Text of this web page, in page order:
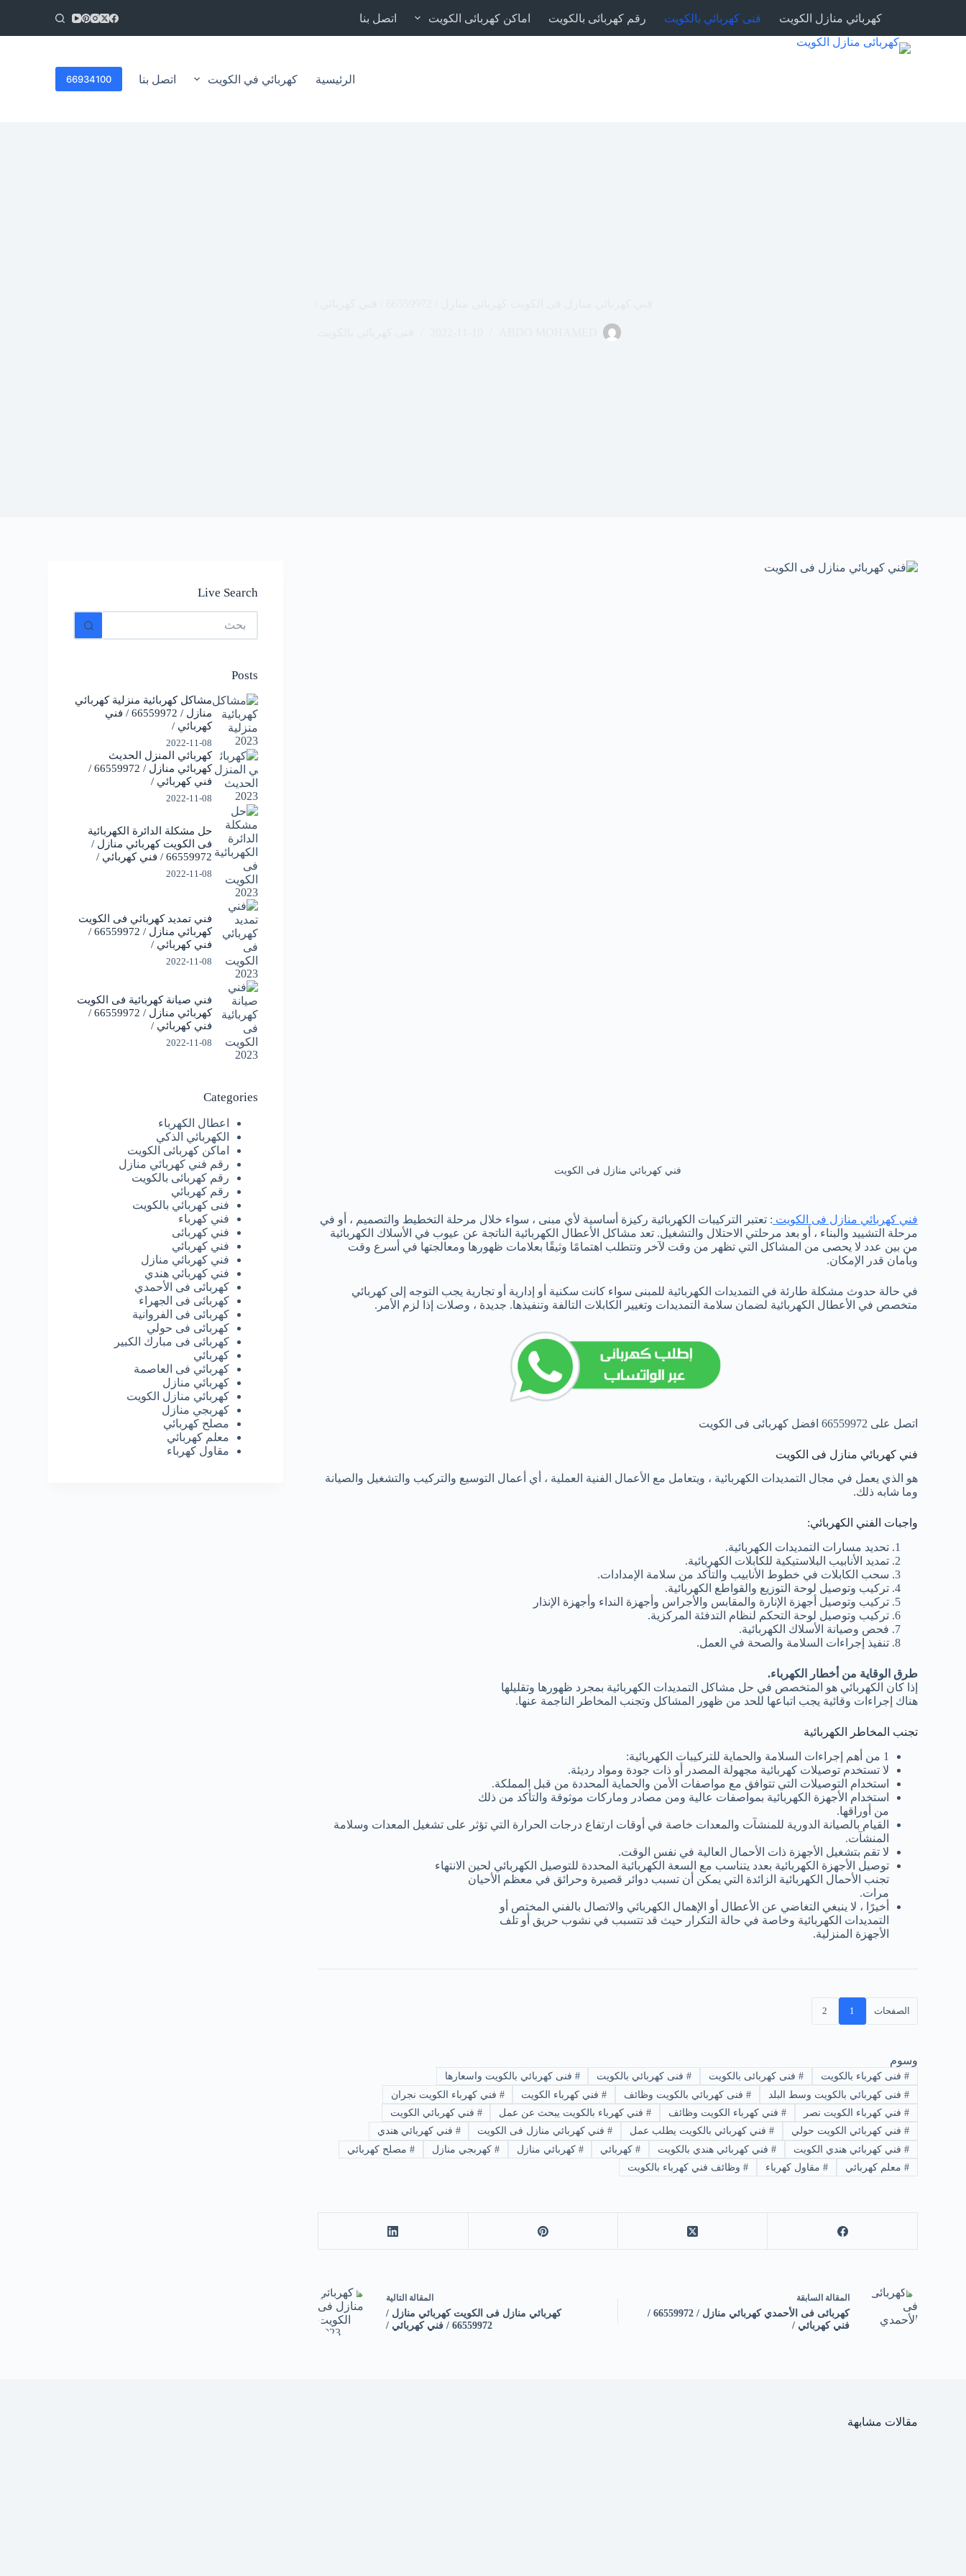
كهربائي منازل الكويت فنى كهربائي بالكويت رقم كهربائى بالكويت اماكن كهربائى الكويت اتصل بنا
الرئيسية كهربائي في الكويت اتصل بنا 66934100
فني كهربائي منازل فى الكويت
فني كهربائي منازل فى الكويت : تعتبر التركيبات الكهربائية ركيزة أساسية لأي مبنى ، سواء خلال مرحلة التخطيط والتصميم ، أو في
مرحلة التشييد والبناء ، أو بعد مرحلتي الاحتلال والتشغيل. تعد مشاكل الأعطال الكهربائية الناتجة عن عيوب في الأسلاك الكهربائية
من بين عدد لا يحصى من المشاكل التي تظهر من وقت لآخر وتتطلب اهتمامًا وثيقًا بعلامات ظهورها ومعالجتها في أسرع وقت
وبأمان قدر الإمكان.
في حالة حدوث مشكلة طارئة في التمديدات الكهربائية للمبنى سواء كانت سكنية أو إدارية أو تجارية يجب التوجه إلى كهربائي
متخصص في الأعطال الكهربائية لضمان سلامة التمديدات وتغيير الكابلات التالفة وتنفيذها. جديدة ، وصلات إذا لزم الأمر.
اتصل على 66559972 افضل كهربائى فى الكويت
فني كهربائي منازل فى الكويت
هو الذي يعمل في مجال التمديدات الكهربائية ، ويتعامل مع الأعمال الفنية العملية ، أي أعمال التوسيع والتركيب والتشغيل والصيانة
وما شابه ذلك.
واجبات الفني الكهربائي:
تحديد مسارات التمديدات الكهربائية.
تمديد الأنابيب البلاستيكية للكابلات الكهربائية.
سحب الكابلات في خطوط الأنابيب والتأكد من سلامة الإمدادات.
تركيب وتوصيل لوحة التوزيع والقواطع الكهربائية.
تركيب وتوصيل أجهزة الإنارة والمقابس والأجراس وأجهزة النداء وأجهزة الإنذار
تركيب وتوصيل لوحة التحكم لنظام التدفئة المركزية.
فحص وصيانة الأسلاك الكهربائية.
تنفيذ إجراءات السلامة والصحة في العمل.
طرق الوقاية من أخطار الكهرباء.
إذا كان الكهربائي هو المتخصص في حل مشاكل التمديدات الكهربائية بمجرد ظهورها وتقليلها
هناك إجراءات وقائية يجب اتباعها للحد من ظهور المشاكل وتجنب المخاطر الناجمة عنها.
تجنب المخاطر الكهربائية
1 من أهم إجراءات السلامة والحماية للتركيبات الكهربائية:
لا تستخدم توصيلات كهربائية مجهولة المصدر أو ذات جودة ومواد رديئة.
استخدام التوصيلات التي تتوافق مع مواصفات الأمن والحماية المحددة من قبل المملكة.
استخدام الأجهزة الكهربائية بمواصفات عالية ومن مصادر وماركات موثوقة والتأكد من ذلك
من أوراقها.
القيام بالصيانة الدورية للمنشآت والمعدات خاصة في أوقات ارتفاع درجات الحرارة التي تؤثر على تشغيل المعدات وسلامة
المنشآت.
لا تقم بتشغيل الأجهزة ذات الأحمال العالية في نفس الوقت.
توصيل الأجهزة الكهربائية بعدد يتناسب مع السعة الكهربائية المحددة للتوصيل الكهربائي لحين الانتهاء
تجنب الأحمال الكهربائية الزائدة التي يمكن أن تسبب دوائر قصيرة وحرائق في معظم الأحيان
مرات.
أخيرًا ، لا ينبغي التغاضي عن الأعطال أو الإهمال الكهربائي والاتصال بالفني المختص أو
التمديدات الكهربائية وخاصة في حالة التكرار حيث قد تتسبب في نشوب حريق أو تلف
الأجهزة المنزلية.
الصفحات 1
2
وسوم
# فنى كهرباء بالكويت #فنى كهربائى بالكويت #فنى كهربائي بالكويت # فنى كهربائي بالكويت واسعارها
# فنى كهربائي بالكويت وسط البلد #فنى كهربائي بالكويت وظائف #فني كهرباء الكويت # فني كهرباء الكويت نجران
# فني كهرباء الكويت نصر #فني كهرباء الكويت وظائف #فني كهرباء بالكويت يبحث عن عمل # فني كهربائي الكويت
# فني كهربائي الكويت حولي #فني كهربائي بالكويت يطلب عمل #فني كهربائي منازل فى الكويت # فني كهربائي هندي
# فني كهربائي هندي الكويت #فني كهربائي هندي بالكويت #كهربائي # كهربائي منازل # كهربجي منازل # مصلح كهربائي
# معلم كهربائي #مقاول كهرباء #وظائف فني كهرباء بالكويت
المقالة السابقة
كهربائى فى الأحمدي كهربائي منازل / 66559972 /
فني كهربائي /
المقالة التالية
كهربائي منازل فى الكويت كهربائي منازل /
66559972 / فني كهربائي /
Live Search
No
results
Posts
مشاكل كهربائية منزلية كهربائي
منازل / 66559972 / فني
كهربائي /
2022-11-08
كهربائي المنزل الحديث
كهربائي منازل / 66559972 /
فني كهربائي /
2022-11-08
حل مشكلة الدائرة الكهربائية
فى الكويت كهربائي منازل /
66559972 / فني كهربائي /
2022-11-08
فني تمديد كهربائي فى الكويت
كهربائي منازل / 66559972 /
فني كهربائي /
2022-11-08
فني صيانة كهربائية فى الكويت
كهربائي منازل / 66559972 /
فني كهربائي /
2022-11-08
Categories
اعطال الكهرباء
الكهربائي الذكي
اماكن كهربائى الكويت
رقم فني كهربائي منازل
رقم كهربائى بالكويت
رقم كهربائي
فنى كهربائي بالكويت
فني كهرباء
فني كهربائى
فني كهربائي
فني كهربائي منازل
فني كهربائي هندي
كهربائى فى الأحمدي
كهربائى فى الجهراء
كهربائى فى الفروانية
كهربائى فى حولي
كهربائى فى مبارك الكبير
كهربائي
كهربائي فى العاصمة
كهربائي منازل
كهربائي منازل الكويت
كهربجي منازل
مصلح كهربائي
معلم كهربائي
مقاول كهرباء
مقالات مشابهة